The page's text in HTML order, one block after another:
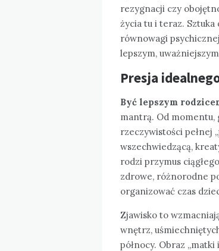
rezygnacji czy
życia tu i teraz. Sztuka
równowagi
lepszym,
Presja
Być lepszym
mantrą. Od momentu,
rzeczywistości pełnej
wszechwiedzącą,
rodzi przymus
zdrowe, różnorodne
organizować czas
Zjawisko to
wnętrz,
północy. Obraz